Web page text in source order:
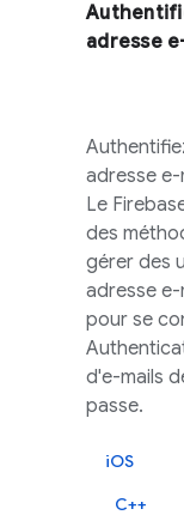
adresse
adresse
Le
des
gérer des
adresse
pour se
d'e-mails
passe.
iOS
C++